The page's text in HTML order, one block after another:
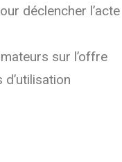
déclencher l’acte
sur l’offre